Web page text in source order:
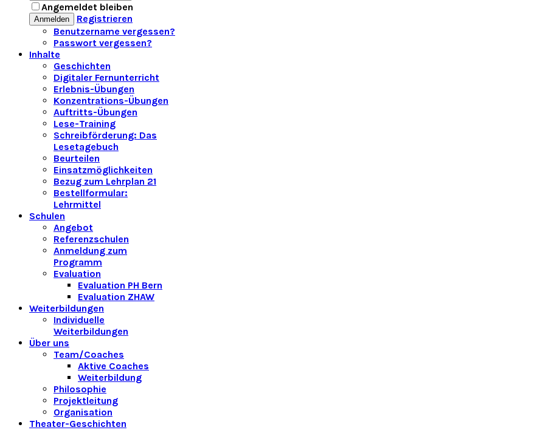
Angemeldet bleiben
Anmelden
Registrieren
Benutzername vergessen?
Passwort vergessen?
Inhalte
Geschichten
Digitaler Fernunterricht
Erlebnis-Übungen
Konzentrations-Übungen
Auftritts-Übungen
Lese-Training
Schreibförderung: Das
Lesetagebuch
Beurteilen
Einsatzmöglichkeiten
Bezug zum Lehrplan 21
Bestellformular:
Lehrmittel
Schulen
Angebot
Referenzschulen
Anmeldung zum
Programm
Evaluation
Evaluation PH Bern
Evaluation ZHAW
Weiterbildungen
Individuelle
Weiterbildungen
Über uns
Team/Coaches
Aktive Coaches
Weiterbildung
Philosophie
Projektleitung
Organisation
Theater-Geschichten